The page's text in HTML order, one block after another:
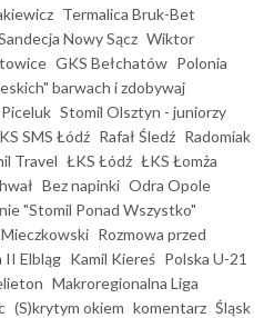
Termalica Bruk-Bet
Nowy Sącz Wiktor
GKS Bełchatów Polonia
barwach i zdobywaj
Stomil Olsztyn - juniorzy
SMS Łódź Rafał Śledź Radomiak
Travel ŁKS Łódź ŁKS Łomża
Bez napinki Odra Opole
"Stomil Ponad Wszystko"
Rozmowa przed
II Elbląg Kamil Kiereś Polska U-21
Makroregionalna Liga
(S)krytym okiem komentarz Śląsk